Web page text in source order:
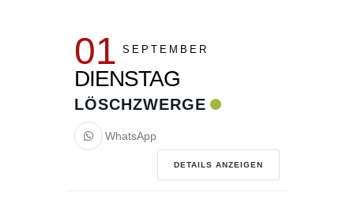
01 SEPTEMBER
DIENSTAG
LÖSCHZWERGE
WhatsApp
DETAILS ANZEIGEN